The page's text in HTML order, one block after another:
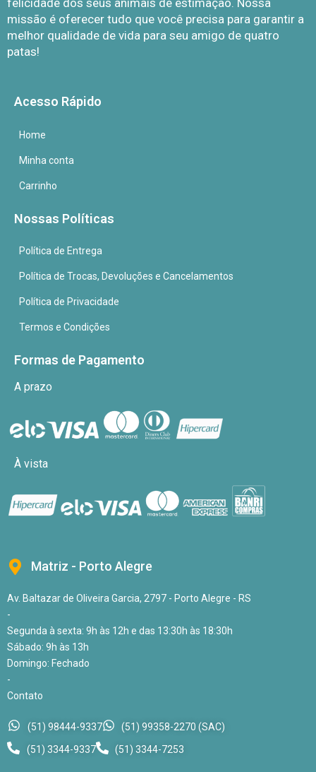
felicidade dos seus animais de estimação. Nossa
missão é oferecer tudo que você precisa para garantir a
melhor qualidade de vida para seu amigo de quatro
patas!
Acesso Rápido
Home
Minha conta
Carrinho
Nossas Políticas
Política de Entrega
Política de Trocas, Devoluções e Cancelamentos
Política de Privacidade
Termos e Condições
Formas de Pagamento
A prazo
À vista
Matriz - Porto Alegre
Av. Baltazar de Oliveira Garcia, 2797 - Porto Alegre - RS
-
Segunda à sexta: 9h às 12h e das 13:30h às 18:30h
Sábado: 9h às 13h
Domingo: Fechado
-
Contato
(51) 98444-9337
(51) 99358-2270 (SAC)
(51) 3344-9337
(51) 3344-7253